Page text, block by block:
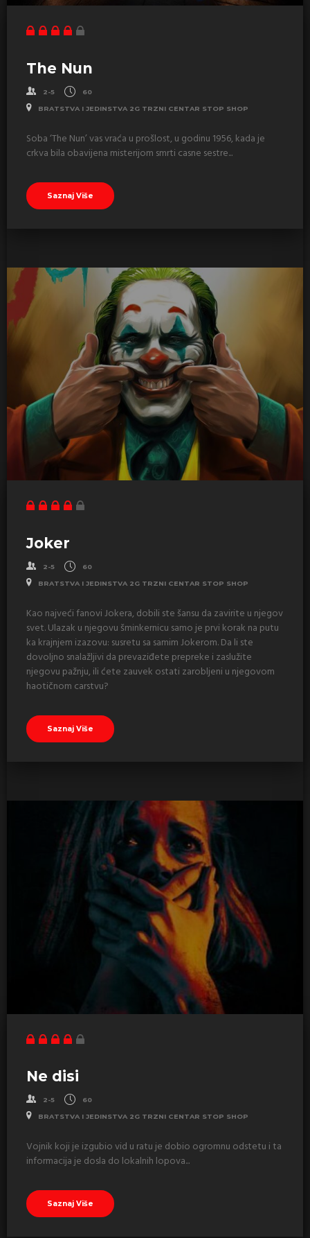
The Nun
2-5 60
BRATSTVA I JEDINSTVA 2G TRZNI CENTAR STOP SHOP
Soba ‘The Nun’ vas vraća u prošlost, u godinu 1956, kada je
crkva bila obavijena misterijom smrti casne sestre...
Saznaj Više
Joker
2-5 60
BRATSTVA I JEDINSTVA 2G TRZNI CENTAR STOP SHOP
Kao najveći fanovi Jokera, dobili ste šansu da zavirite u njegov
svet. Ulazak u njegovu šminkernicu samo je prvi korak na putu
ka krajnjem izazovu: susretu sa samim Jokerom. Da li ste
dovoljno snalažljivi da prevaziđete prepreke i zaslužite
njegovu pažnju, ili ćete zauvek ostati zarobljeni u njegovom
haotičnom carstvu?
Saznaj Više
Ne disi
2-5 60
BRATSTVA I JEDINSTVA 2G TRZNI CENTAR STOP SHOP
Vojnik koji je izgubio vid u ratu je dobio ogromnu odstetu i ta
informacija je dosla do lokalnih lopova...
Saznaj Više